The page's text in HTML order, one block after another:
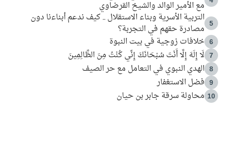
مع الأمير الوالد والشيخ القرضاوي
5
التربية الأسرية وبناء الاستقلال .. كيف ندعم أبناءنا دون
مصادرة حقهم في التجربة؟
6 خلافات زوجية في بيت النبوة
7 لَا إِلَهَ إِلَّا أَنْتَ سُبْحَانَكَ إِنِّي كُنْتُ مِنَ الظَّالِمِينَ
8 الهدي النبوي في التعامل مع حر الصيف
9 فضل الاستغفار
10 محاولة سرقة جابر بن حيان